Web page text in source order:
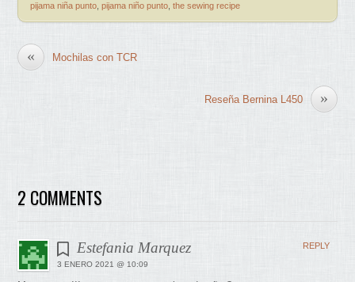
pijama niña punto ,pijama niño punto ,the sewing recipe
« Mochilas con TCR
»
Reseña Bernina L450
2 COMMENTS
Estefania Marquez
3 ENERO 2021 @ 10:09
REPLY